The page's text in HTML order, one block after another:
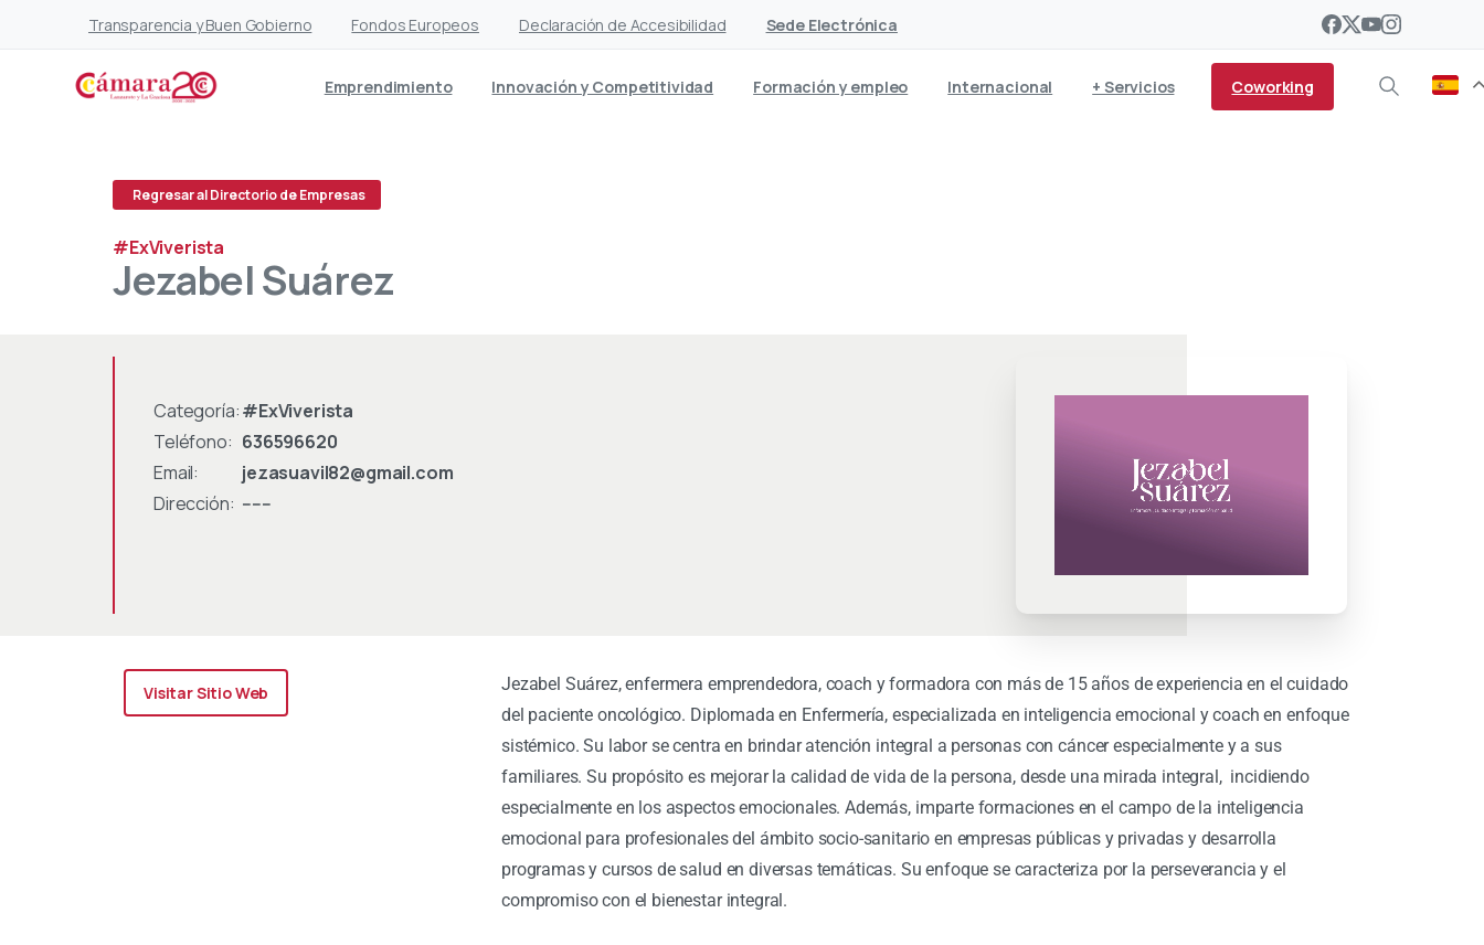
Transparencia y Buen Gobierno Fondos Europeos Declaración de Accesibilidad Sede Electrónica
Emprendimiento Innovación y Competitividad Formación y empleo Internacional + Servicios Coworking
Regresar al Directorio de Empresas
#ExViverista
JezabelSuárez
Categoría:#ExViverista
Teléfono: 636596620
Email:
jezasuavil82@gmail.com
Dirección: ------
Visitar Sitio Web
Jezabel Suárez, enfermera emprendedora, coach y formadora con más de 15 años de experiencia en el cuidado
del paciente oncológico. Diplomada en Enfermería, especializada en inteligencia emocional y coach en enfoque
sistémico. Su labor se centra en brindar atención integral a personas con cáncer especialmente y a sus
familiares. Su propósito es mejorar la calidad de vida de la persona, desde una mirada integral, incidiendo
especialmente en los aspectos emocionales. Además, imparte formaciones en el campo de la inteligencia
emocional para profesionales del ámbito socio-sanitario en empresas públicas y privadas y desarrolla
programas y cursos de salud en diversas temáticas. Su enfoque se caracteriza por la perseverancia y el
compromiso con el bienestar integral.